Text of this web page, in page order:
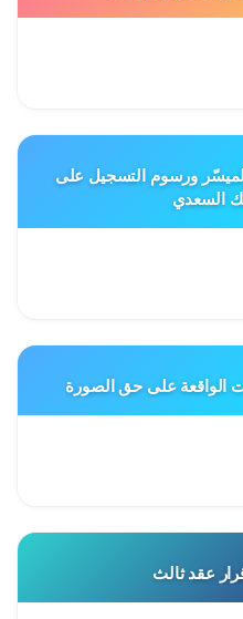
ورسوم التسجيل على
السعدي
على حق الصورة
عقد ثالث